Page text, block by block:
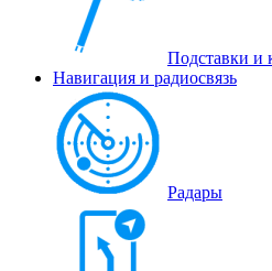
Подставки и
Навигация и радиосвязь
Радары